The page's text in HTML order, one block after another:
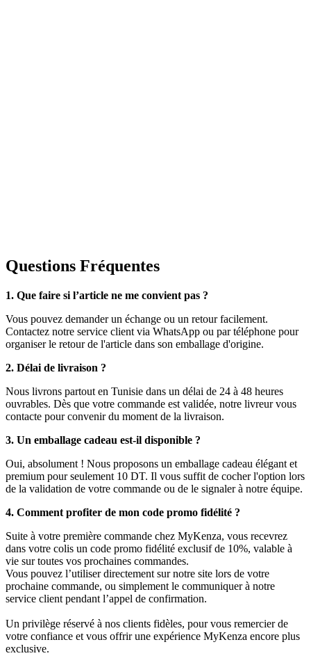
Questions Fréquentes
1. Que faire si l’article ne me convient pas ?
Vous pouvez demander un échange ou un retour facilement.
Contactez notre service client via WhatsApp ou par téléphone pour
organiser le retour de l'article dans son emballage d'origine.
2. Délai de livraison ?
Nous livrons partout en Tunisie dans un délai de 24 à 48 heures
ouvrables. Dès que votre commande est validée, notre livreur vous
contacte pour convenir du moment de la livraison.
3. Un emballage cadeau est-il disponible ?
Oui, absolument ! Nous proposons un emballage cadeau élégant et
premium pour seulement 10 DT. Il vous suffit de cocher l'option lors
de la validation de votre commande ou de le signaler à notre équipe.
4. Comment profiter de mon code promo fidélité ?
Suite à votre première commande chez MyKenza, vous recevrez
dans votre colis un code promo fidélité exclusif de 10%, valable à
vie sur toutes vos prochaines commandes.
Vous pouvez l’utiliser directement sur notre site lors de votre
prochaine commande, ou simplement le communiquer à notre
service client pendant l’appel de confirmation.
Un privilège réservé à nos clients fidèles, pour vous remercier de
votre confiance et vous offrir une expérience MyKenza encore plus
exclusive.